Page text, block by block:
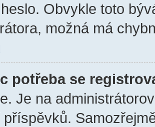
Obvykle toto
možná má
potřeba se
Je na